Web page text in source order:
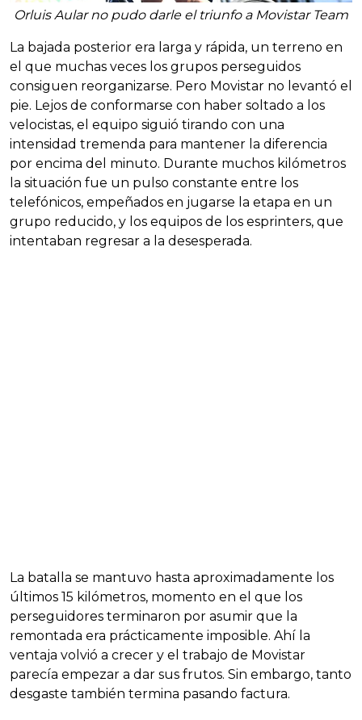
Orluis Aular no pudo darle el triunfo a Movistar Team
La bajada posterior era larga y rápida, un terreno en
el que muchas veces los grupos perseguidos
consiguen reorganizarse. Pero Movistar no levantó el
pie. Lejos de conformarse con haber soltado a los
velocistas, el equipo siguió tirando con una
intensidad tremenda para mantener la diferencia
por encima del minuto. Durante muchos kilómetros
la situación fue un pulso constante entre los
telefónicos, empeñados en jugarse la etapa en un
grupo reducido, y los equipos de los esprinters, que
intentaban regresar a la desesperada.
La batalla se mantuvo hasta aproximadamente los
últimos 15 kilómetros, momento en el que los
perseguidores terminaron por asumir que la
remontada era prácticamente imposible. Ahí la
ventaja volvió a crecer y el trabajo de Movistar
parecía empezar a dar sus frutos. Sin embargo, tanto
desgaste también termina pasando factura.